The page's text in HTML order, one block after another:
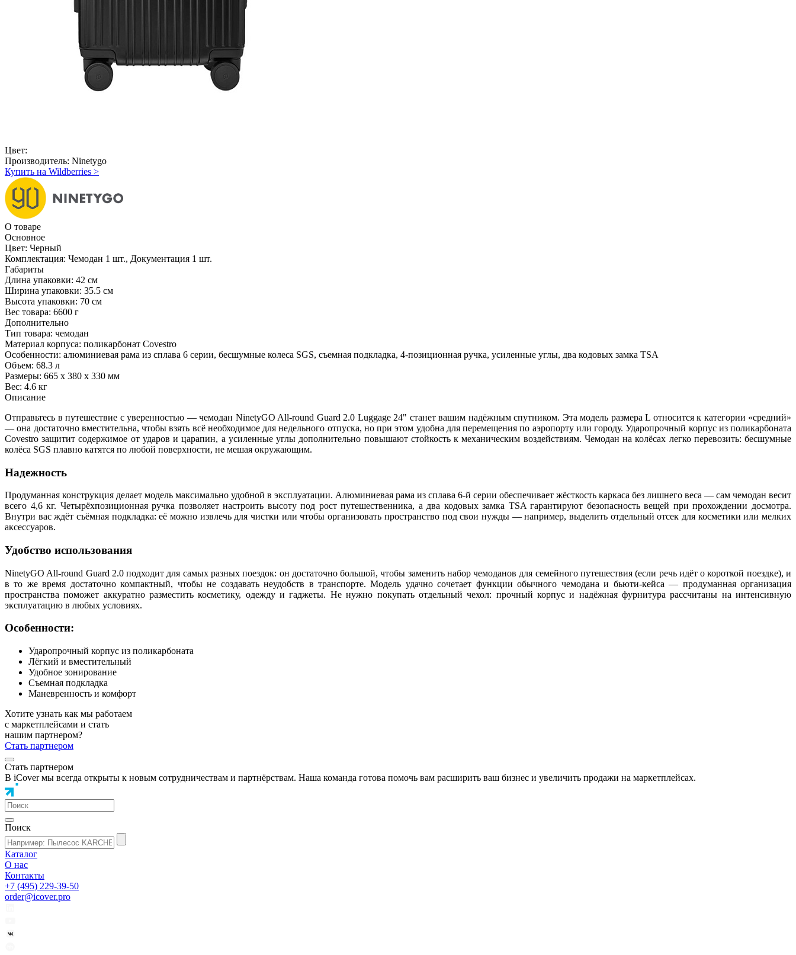
Цвет:
Производитель: Ninetygo
Купить на Wildberries >
О товаре
Основное
Цвет: Черный
Комплектация: Чемодан 1 шт., Документация 1 шт.
Габариты
Длина упаковки: 42 см
Ширина упаковки: 35.5 см
Высота упаковки: 70 см
Вес товара: 6600 г
Дополнительно
Тип товара: чемодан
Материал корпуса: поликарбонат Covestro
Особенности: алюминиевая рама из сплава 6 серии, бесшумные колеса SGS, съемная подкладка, 4-позиционная ручка, усиленные углы, два кодовых замка TSA
Объем: 68.3 л
Размеры: 665 х 380 х 330 мм
Вес: 4.6 кг
Описание
Отправьтесь в путешествие с уверенностью — чемодан NinetyGO All‑round Guard 2.0 Luggage 24" станет вашим надёжным спутником. Эта модель размера L относится к категории «средний»
— она достаточно вместительна, чтобы взять всё необходимое для недельного отпуска, но при этом удобна для перемещения по аэропорту или городу. Ударопрочный корпус из поликарбоната
Covestro защитит содержимое от ударов и царапин, а усиленные углы дополнительно повышают стойкость к механическим воздействиям. Чемодан на колёсах легко перевозить: бесшумные
колёса SGS плавно катятся по любой поверхности, не мешая окружающим.
Надежность
Продуманная конструкция делает модель максимально удобной в эксплуатации. Алюминиевая рама из сплава 6‑й серии обеспечивает жёсткость каркаса без лишнего веса — сам чемодан весит
всего 4,6 кг. Четырёхпозиционная ручка позволяет настроить высоту под рост путешественника, а два кодовых замка TSA гарантируют безопасность вещей при прохождении досмотра.
Внутри вас ждёт съёмная подкладка: её можно извлечь для чистки или чтобы организовать пространство под свои нужды — например, выделить отдельный отсек для косметики или мелких
аксессуаров.
Удобство использования
NinetyGO All‑round Guard 2.0 подходит для самых разных поездок: он достаточно большой, чтобы заменить набор чемоданов для семейного путешествия (если речь идёт о короткой поездке), и
в то же время достаточно компактный, чтобы не создавать неудобств в транспорте. Модель удачно сочетает функции обычного чемодана и бьюти‑кейса — продуманная организация
пространства поможет аккуратно разместить косметику, одежду и гаджеты. Не нужно покупать отдельный чехол: прочный корпус и надёжная фурнитура рассчитаны на интенсивную
эксплуатацию в любых условиях.
Особенности:
Ударопрочный корпус из поликарбоната
Лёгкий и вместительный
Удобное зонирование
Съемная подкладка
Маневренность и комфорт
Хотите узнать как мы работаем
с маркетплейсами и стать
нашим партнером?
Стать партнером
Стать партнером
В iCover мы всегда открыты к новым сотрудничествам и партнёрствам. Наша команда готова помочь вам расширить ваш бизнес и увеличить продажи на маркетплейсах.
Поиск
Каталог
О нас
Контакты
+7 (495) 229-39-50
order@icover.pro